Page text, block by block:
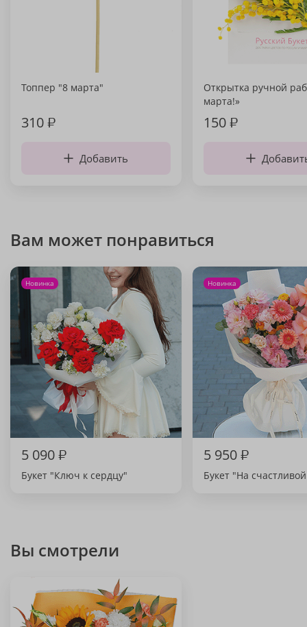
Топпер "8 марта"
310₽
Добавить
Открытка ручной
марта!»
150₽
Вам может понравиться
Новинка
5 090₽
Букет "Ключ к сердцу"
Новинка
5 950₽
Букет "На
Вы смотрели